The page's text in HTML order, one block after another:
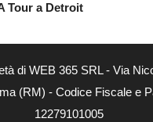
Tour a Detroit
di WEB 365 SRL - Via
(RM) - Codice Fiscale e
12279101005